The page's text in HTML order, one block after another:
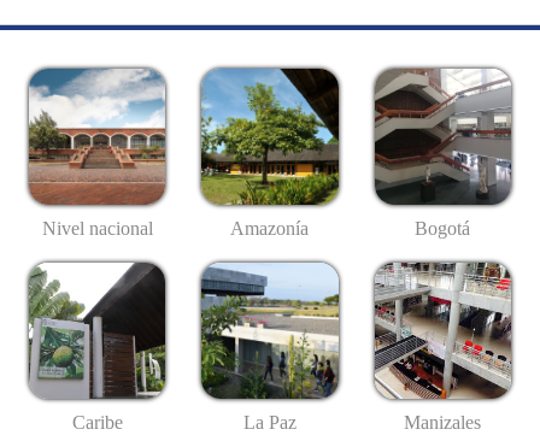
Nivel nacional Amazonía Bogotá
Caribe La Paz Manizales